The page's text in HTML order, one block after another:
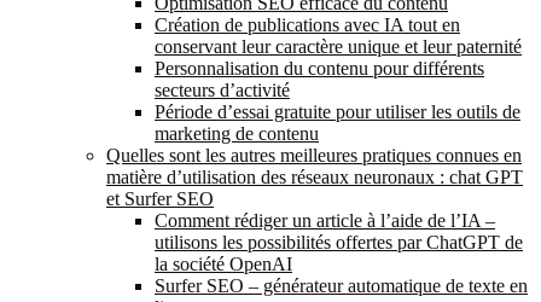
Création de publications avec IA tout en
conservant leur caractère unique et leur paternité
Personnalisation du contenu pour différents
secteurs d’activité
Période d’essai gratuite pour utiliser les outils de
marketing de contenu
Quelles sont les autres meilleures pratiques connues en
matière d’utilisation des réseaux neuronaux : chat GPT
et Surfer SEO
Comment rédiger un article à l’aide de l’IA –
utilisons les possibilités offertes par ChatGPT de
la société OpenAI
Surfer SEO – générateur automatique de texte en